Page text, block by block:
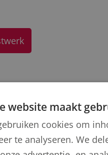
website maakt
cookies om
te analyseren. We